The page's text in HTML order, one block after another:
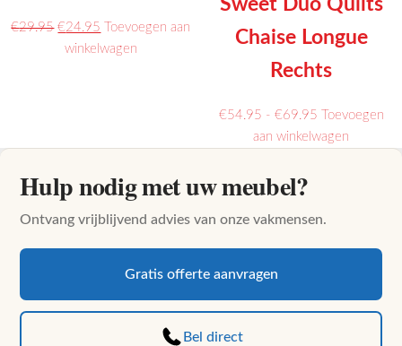
optie
kan
gekozen
€29.95 Oorspronkelijke
prijs
€24.95 Huidige
prijs
Toevoegen aan
winkelwagenDit
kan
gekozen
Sweet Duo Quilts
Chaise Longue
Rechts
€54.95 - €69.95Prijsklasse:
€54.95
Toevoegen
aan winkelwagen
gekozen
Hulp nodig met uw meubel?
Ontvang vrijblijvend advies van onze vakmensen.
Gratis offerte aanvragen
Bel direct